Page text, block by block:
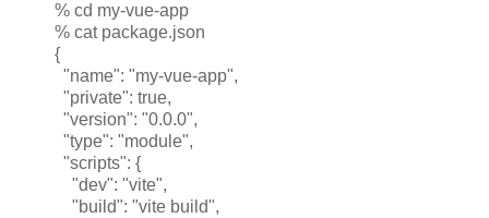
% cd my-vue-app
% cat package.json
{
"name": "my-vue-app",
"private": true,
"version": "0.0.0",
"type": "module",
"scripts": {
"dev": "vite",
"build": "vite build",